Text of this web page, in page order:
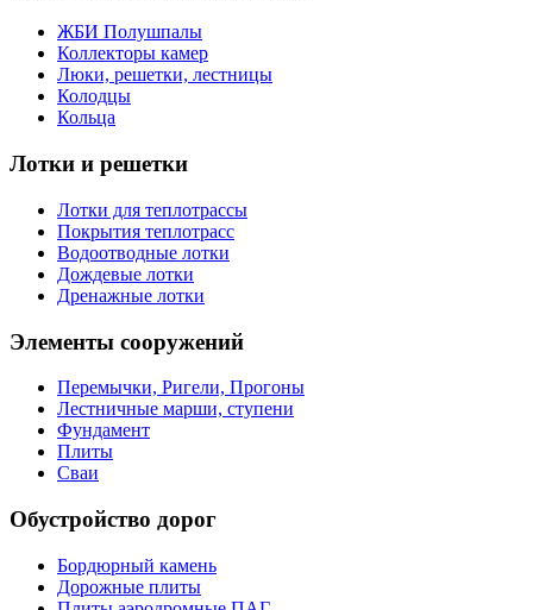
ЖБИ Полушпалы
Коллекторы камер
Люки, решетки, лестницы
Колодцы
Кольца
Лотки и решетки
Лотки для теплотрассы
Покрытия теплотрасс
Водоотводные лотки
Дождевые лотки
Дренажные лотки
Элементы сооружений
Перемычки, Ригели, Прогоны
Лестничные марши, ступени
Фундамент
Плиты
Сваи
Обустройство дорог
Бордюрный камень
Дорожные плиты